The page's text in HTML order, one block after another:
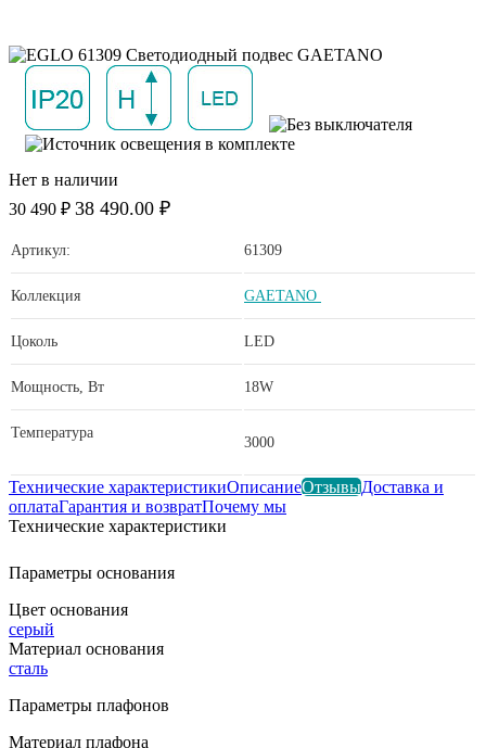
Нет в наличии
30 490 ₽ 38 490.00 ₽
Артикул: 61309
Коллекция GAETANO
Цоколь LED
Мощность, Вт 18W
Температура
3000
Технические характеристикиОписаниеОтзывыДоставка и
оплатаГарантия и возвратПочему мы
Технические характеристики
Параметры основания
Цвет основания
серый
Материал основания
сталь
Параметры плафонов
Материал плафона